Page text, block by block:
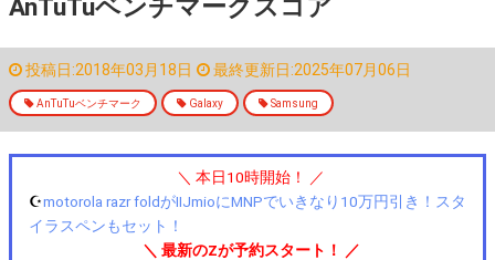
AnTuTuベンチマークスコア
投稿日:2018年03月18日 最終更新日:2025年07月06日
AnTuTuベンチマーク Galaxy Samsung
＼ 本日10時開始！ ／
☪️motorola razr foldがIIJmioにMNPでいきなり10万円引き！スタ
イラスペンもセット！
＼ 最新のZが予約スタート！ ／